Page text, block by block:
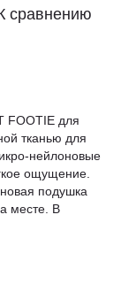
сравнению
FOOTIE для
тканью для
нейлоновые
ощущение.
подушка
месте. В